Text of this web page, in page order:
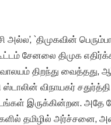
அல்ல’, `திமுகவின்
சேனலை திமுக
திறந்து
விநாயகர்
இருக்கின்றன. அதே
தமிழில் அர்ச்சனை,